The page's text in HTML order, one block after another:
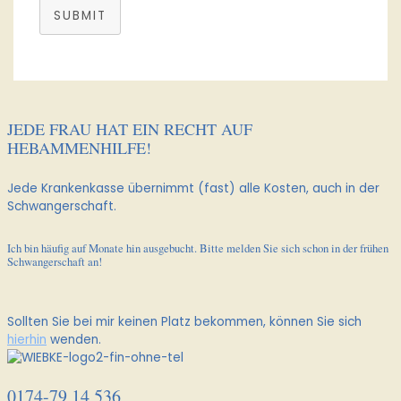
SUBMIT
JEDE FRAU HAT EIN RECHT AUF
HEBAMMENHILFE!
Jede Krankenkasse übernimmt (fast) alle Kosten, auch in der
Schwangerschaft.
Ich bin häufig auf Monate hin ausgebucht. Bitte melden Sie sich schon in der frühen
Schwangerschaft an!
Sollten Sie bei mir keinen Platz bekommen, können Sie sich
hierhin wenden.
0174-79 14 536